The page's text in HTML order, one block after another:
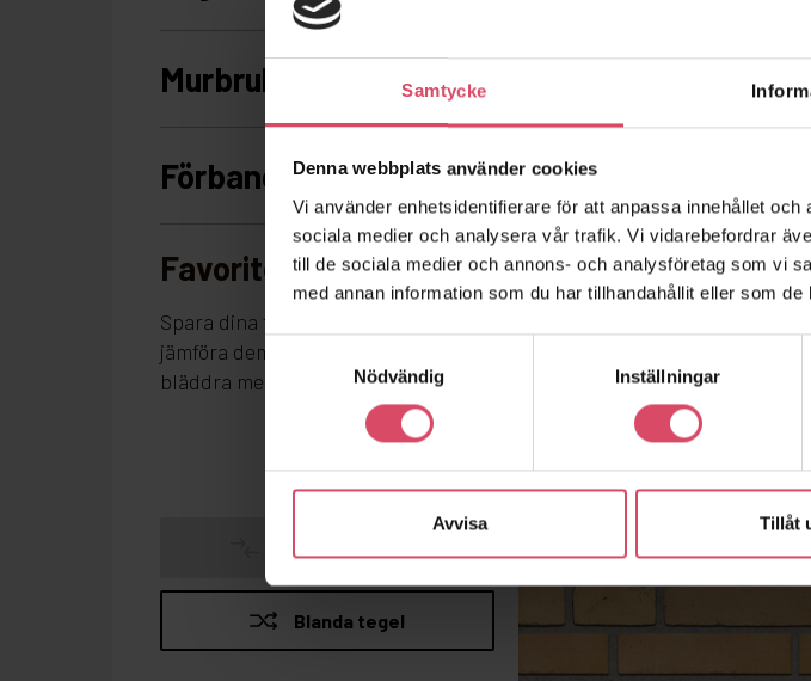
Samtycke
Denna webbplats använder cookies
Vi använder enhetsidentifierare för att anpassa innehållet
sociala medier och analysera vår trafik. Vi vidarebefordrar
till de sociala medier och annons- och analysföretag som vi
med annan information som du har tillhandahållit eller som
Samtyckesval
Nödvändig
Inställningar
Avvisa Tillåt